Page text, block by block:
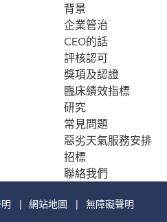
背景
企業管治
CEO的話
評核認可
獎項及認證
臨床績效指標
研究
常見問題
惡劣天氣服務安排
招標
聯絡我們
網站地圖 無障礙聲明